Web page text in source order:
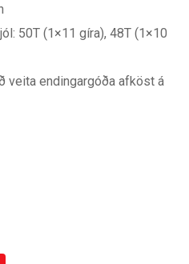
50T (1×11 gíra), 48T (1×10
veita endingargóða afköst á